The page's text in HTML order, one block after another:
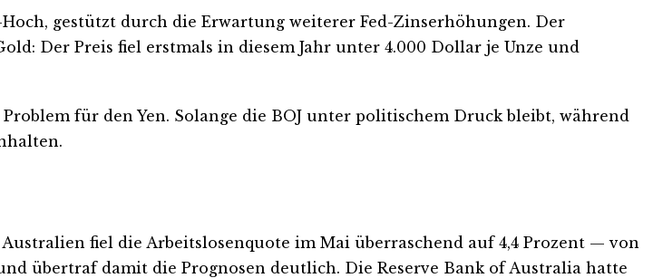
gestützt durch die Erwartung weiterer Fed-Zinserhöhungen. Der
Der Preis fiel erstmals in diesem Jahr unter 4.000 Dollar je Unze und
für den Yen. Solange die BOJ unter politischem Druck bleibt, während
fiel die Arbeitslosenquote im Mai überraschend auf 4,4 Prozent — von
übertraf damit die Prognosen deutlich. Die Reserve Bank of Australia hatte